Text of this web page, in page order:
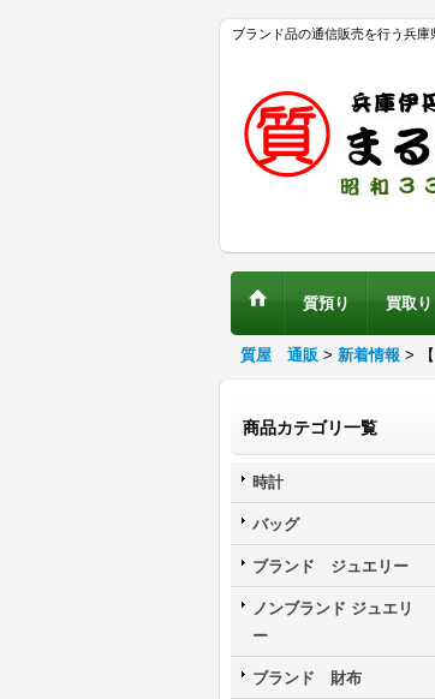
ブランド品の通信販売を行う兵
質預り 買取り
質屋 通販 > 新着情報 >
商品カテゴリ一覧
時計
バッグ
ブランド ジュエリー
ノンブランド ジュエリ
ー
ブランド 財布